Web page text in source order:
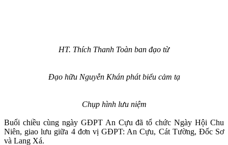
HT. Thích Thanh Toàn ban đạo từ
Đạo hữu Nguyễn Khán phát biểu cảm tạ
Chụp hình lưu niệm
Buổi chiều cùng ngày GĐPT An Cựu đã tổ chức Ngày Hội Chu
Niên, giao lưu giữa 4 đơn vị GĐPT: An Cựu, Cát Tường, Đốc Sơ
và Lang Xá.